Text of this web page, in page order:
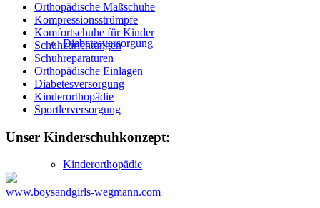
Diabetesversorgung
Kinderorthopädie
Orthopädische Maßschuhe
Kompressionsstrümpfe
Komfortschuhe für Kinder
Schuhzurichtungen
Schuhreparaturen
Orthopädische Einlagen
Diabetesversorgung
Kinderorthopädie
Sportlerversorgung
Unser Kinderschuhkonzept:
www.boysandgirls-wegmann.com